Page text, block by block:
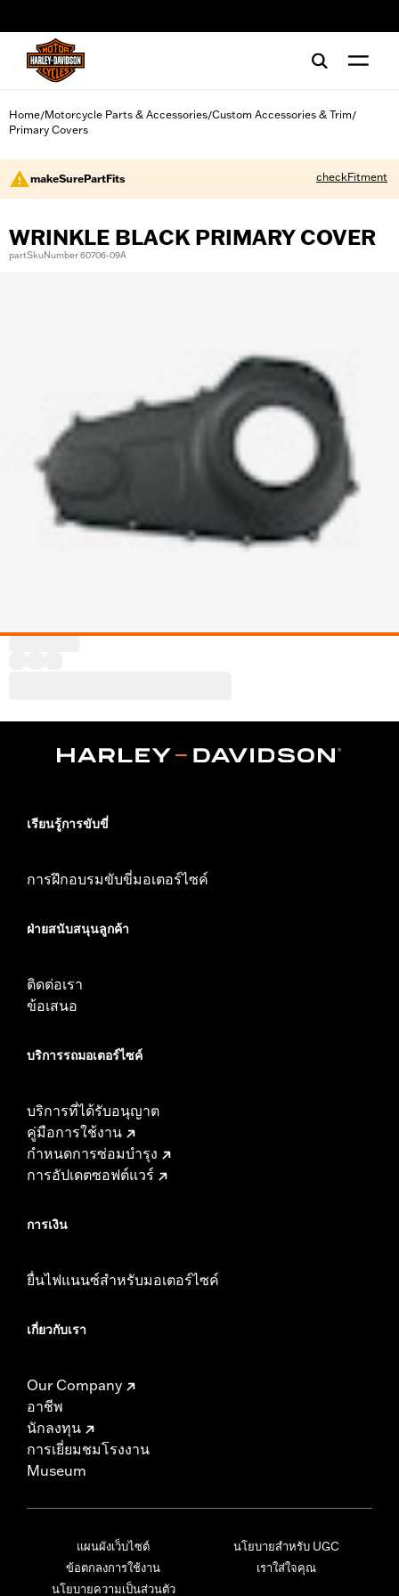
Home/Motorcycle Parts & Accessories/Custom Accessories & Trim/
Primary Covers
makeSurePartFits checkFitment
WRINKLE BLACK PRIMARY COVER
partSkuNumber 60706-09A
เรียนรู้การขับขี่
การฝึกอบรมขับขี่มอเตอร์ไซค์
ฝ่ายสนับสนุนลูกค้า
ติดต่อเรา
ข้อเสนอ
บริการรถมอเตอร์ไซค์​
บริการที่ได้รับอนุญาต
คู่มือการใช้งาน
กำหนดการซ่อมบำรุง
การอัปเดตซอฟต์แวร์
การเงิน
ยื่นไฟแนนซ์สำหรับมอเตอร์ไซค์
เกี่ยวกับเรา
Our Company
อาชีพ
นักลงทุน
การเยี่ยมชมโรงงาน
Museum
แผนผังเว็บไซต์
ข้อตกลงการใช้งาน
นโยบายความเป็นส่วนตัว
นโยบายสำหรับ UGC
เราใส่ใจคุณ